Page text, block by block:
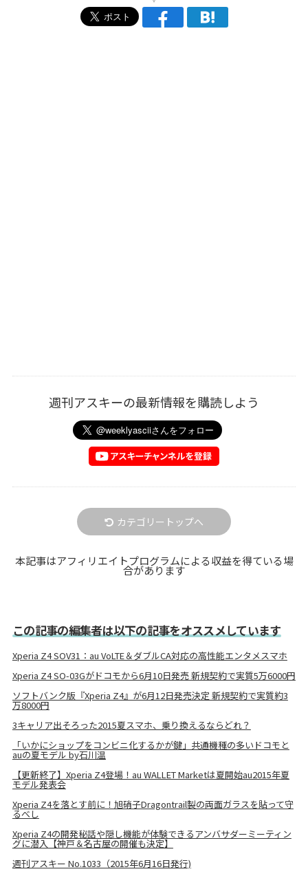
週刊アスキーの最新情報を購読しよう
カテゴリートップへ
本記事はアフィリエイトプログラムによる収益を得ている場
合があります
この記事の編集者は以下の記事をオススメしています
Xperia Z4 SOV31：au VoLTE＆ダブルCA対応の高性能エンタメスマホ
Xperia Z4 SO-03Gがドコモから6月10日発売 新規契約で実質5万6000円
ソフトバンク版『Xperia Z4』が6月12日発売決定 新規契約で実質約3
万8000円
3キャリア出そろった2015夏スマホ、乗り換えるならどれ？
「いかにショップをコンビニ化するかが鍵」共通機種の多いドコモと
auの夏モデル by石川温
【更新終了】Xperia Z4登場！au WALLET Marketは夏開始au2015年夏
モデル発表会
Xperia Z4を落とす前に！旭硝子Dragontrail製の両面ガラスを貼って守
るべし
Xperia Z4の開発秘話や隠し機能が体験できるアンバサダーミーティン
グに潜入【神戸＆名古屋の開催も決定】
週刊アスキー No.1033（2015年6月16日発行)